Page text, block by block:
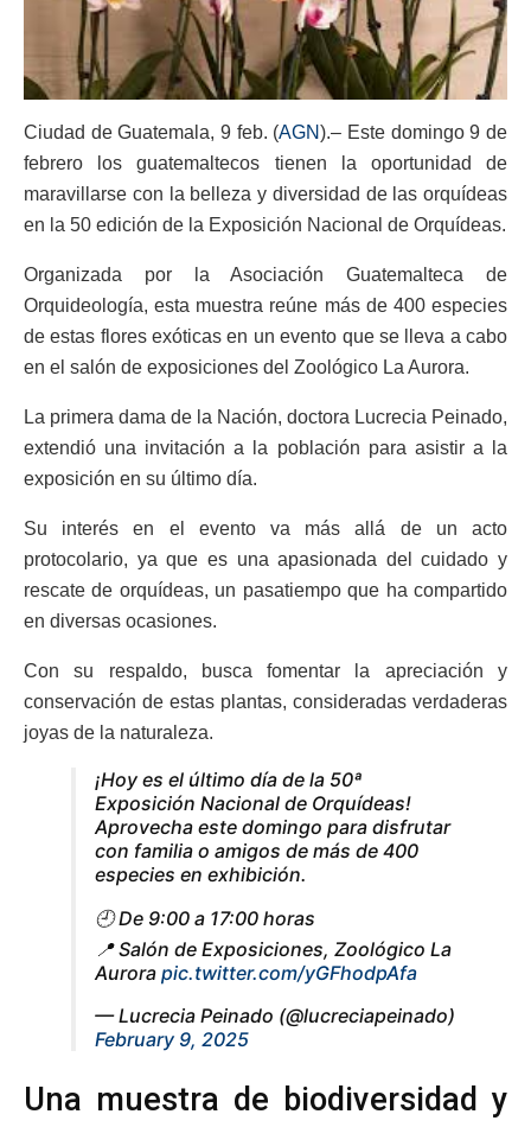
Ciudad de Guatemala, 9 feb. (AGN).– Este domingo 9 de
febrero los guatemaltecos tienen la oportunidad de
maravillarse con la belleza y diversidad de las orquídeas
en la 50 edición de la Exposición Nacional de Orquídeas.
Organizada por la Asociación Guatemalteca de
Orquideología, esta muestra reúne más de 400 especies
de estas flores exóticas en un evento que se lleva a cabo
en el salón de exposiciones del Zoológico La Aurora.
La primera dama de la Nación, doctora Lucrecia Peinado,
extendió una invitación a la población para asistir a la
exposición en su último día.
Su interés en el evento va más allá de un acto
protocolario, ya que es una apasionada del cuidado y
rescate de orquídeas, un pasatiempo que ha compartido
en diversas ocasiones.
Con su respaldo, busca fomentar la apreciación y
conservación de estas plantas, consideradas verdaderas
joyas de la naturaleza.
¡Hoy es el último día de la 50ª
Exposición Nacional de Orquídeas!
Aprovecha este domingo para disfrutar
con familia o amigos de más de 400
especies en exhibición.
🕘 De 9:00 a 17:00 horas
📍 Salón de Exposiciones, Zoológico La
Aurora pic.twitter.com/yGFhodpAfa
— Lucrecia Peinado (@lucreciapeinado)
February 9, 2025
Una muestra de biodiversidad y